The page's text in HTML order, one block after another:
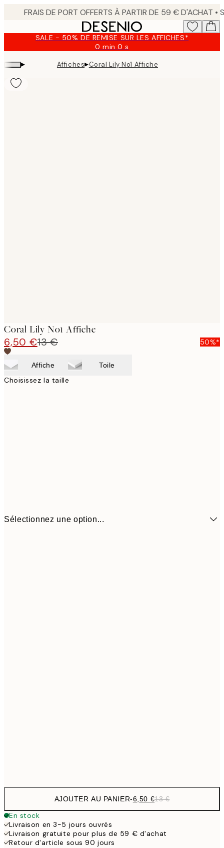
content.SALE - 50% DE REMISE SUR LES AFFICHES*
0 min0 s
Valable
jusqu'au
:
▸ Affiches▸Coral Lily No1 Affiche
Coral Lily No1 Affiche
6,50 €13 € 50%*
Affiche Toile
Choisissez la taille
Sélectionnez une option...
AJOUTER AU PANIER-6,50 €13 €
En stock
Livraison en 3-5 jours ouvrés
Livraison gratuite pour plus de 59 € d'achat
Retour d'article sous 90 jours